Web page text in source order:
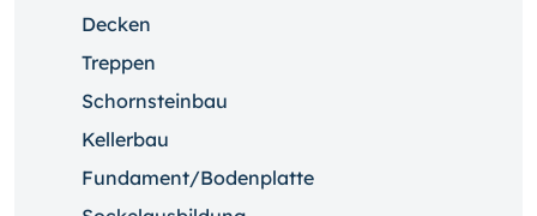
Decken
Treppen
Schornsteinbau
Kellerbau
Fundament/Bodenplatte